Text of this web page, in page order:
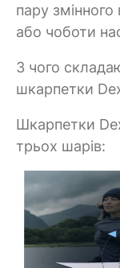
пару
або чоботи
З чого
шкарпетки
Шкарпетки
трьох шарів: